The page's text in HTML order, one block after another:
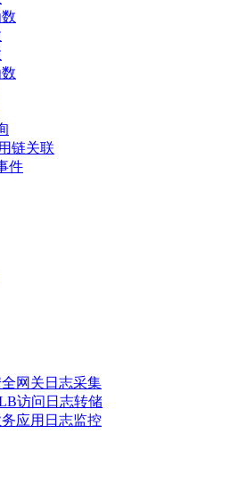
链关联
件
网关日志采集
访问日志转储
应用日志监控